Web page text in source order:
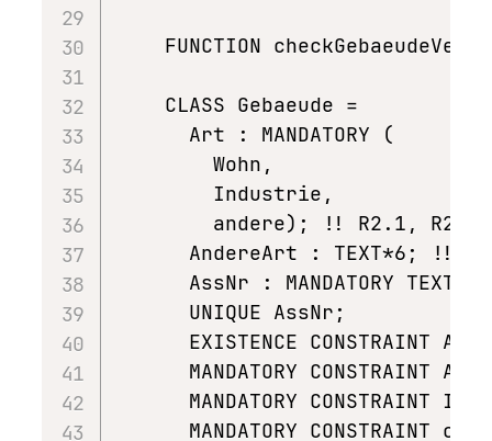
FUNCTION
    CLASS Gebaeude =
      Art : MANDATORY (
        Wohn,
        Industrie,
        andere); !! R2.1, R2.2
AndereArt : TEXT*6; !!
AssNr : MANDATORY
UNIQUE AssNr;
EXISTENCE CONSTRAINT
MANDATORY CONSTRAINT
MANDATORY CONSTRAINT
MANDATORY CONSTRAINT